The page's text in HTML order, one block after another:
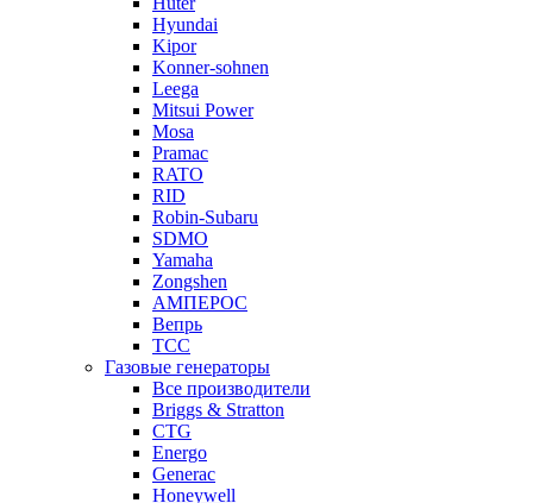
Hyundai
Kipor
Konner-sohnen
Leega
Mitsui Power
Mosa
Pramac
RATO
RID
Robin-Subaru
SDMO
Yamaha
Zongshen
АМПЕРОС
Вепрь
ТСС
Газовые генераторы
Все производители
Briggs & Stratton
CTG
Energo
Generac
Honeywell